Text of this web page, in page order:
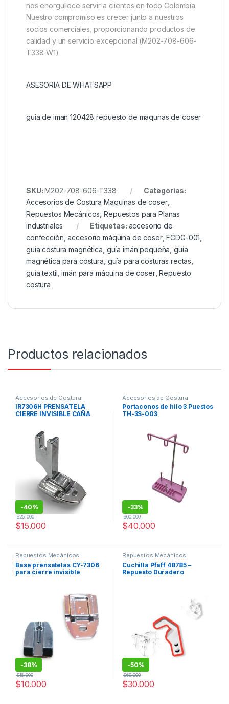
nos enorgullece servir a clientes en todo Colombia.
Nuestro compromiso es crecer junto a nuestros
socios comerciales, proporcionando productos de
calidad y un servicio excepcional (M202-708-606-
T338-W1)
ASESORIA DE WHATSAPP
guia de iman 120428 repuesto de maqunas de coser
SKU:M202-708-606-T338
Categorías:
Accesorios de Costura Maquinas de coser,
Repuestos Mecánicos ,Repuestos para Planas
industriales
Etiquetas: accesorio de
confección ,accesorio máquina de coser,FCDG-001
guía costura magnética guía imán pequeña ,guía
magnética para costura guía para costuras rectas
guía textil ,imán para máquina de coser,Repuesto
costura
Productos relacionados
Accesorios de Costura
Maquinas de coser ,Repuestos
Mecánicos
IR7306H PRENSATELA
CIERRE INVISIBLE CAÑA
-40%
$15.000
$25.000
Accesorios de Costura
Maquinas de coser
Portaconos de hilo 3 Puestos
TH-3S-003
-33%
$40.000
$60.000
Repuestos Mecánicos
Base prensatelas CY‑7306
para cierre invisible
-38%
$10.000
$16.000
Repuestos Mecánicos
Cuchilla Pfaff 48785 –
Repuesto Duradero
-50%
$30.000
$60.000